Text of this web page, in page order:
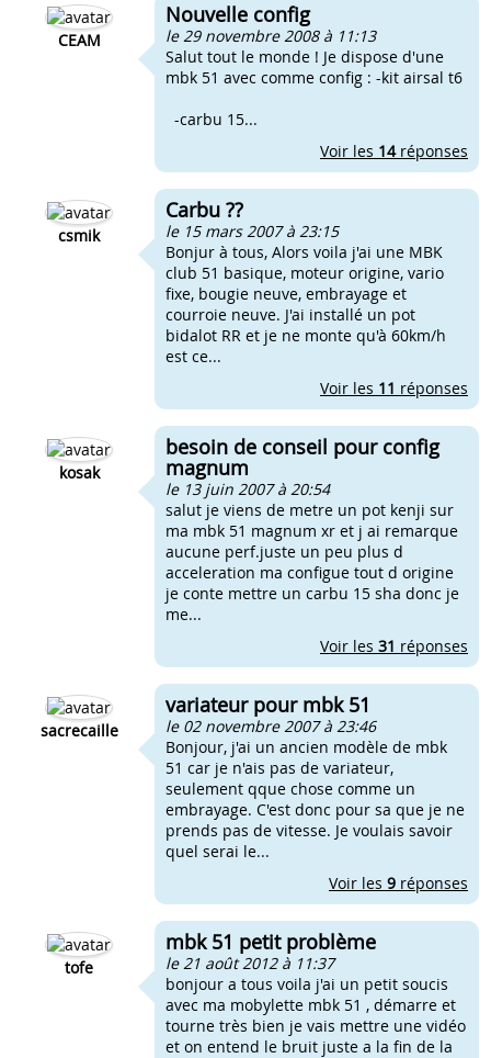
CEAM
Nouvelle config
le 29 novembre 2008 à 11:13
Salut tout le monde ! Je dispose d'une
mbk 51 avec comme config : -kit airsal t6
-carbu 15...
Voir les 14réponses
csmik
Carbu ??
le 15 mars 2007 à 23:15
Bonjur à tous, Alors voila j'ai une MBK
club 51 basique, moteur origine, vario
fixe, bougie neuve, embrayage et
courroie neuve. J'ai installé un pot
bidalot RR et je ne monte qu'à 60km/h
est ce...
Voir les 11 réponses
kosak
besoin de conseil pour config
magnum
le 13 juin 2007 à 20:54
salut je viens de metre un pot kenji sur
ma mbk 51 magnum xr et j ai remarque
aucune perf.juste un peu plus d
acceleration ma configue tout d origine
je conte mettre un carbu 15 sha donc je
me...
Voir les 31 réponses
sacrecaille
variateur pour mbk 51
le 02 novembre 2007 à 23:46
Bonjour, j'ai un ancien modèle de mbk
51 car je n'ais pas de variateur,
seulement qque chose comme un
embrayage. C'est donc pour sa que je ne
prends pas de vitesse. Je voulais savoir
quel serai le...
Voir les 9 réponses
tofe
mbk 51 petit problème
le 21 août 2012 à 11:37
bonjour a tous voila j'ai un petit soucis
avec ma mobylette mbk 51 , démarre et
tourne très bien je vais mettre une vidéo
et on entend le bruit juste a la fin de la